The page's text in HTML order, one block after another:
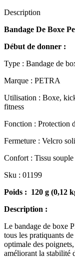
Description
Bandage De Boxe
Début de donner :
Type : Bandage de
Marque : PETRA
Utilisation : Boxe,
fitness
Fonction : Protection
Fermeture : Velcro
Confort : Tissu souple
Sku : 01199
Poids : 120 g (0,12
Description :
Le bandage de boxe
tous les pratiquants
optimale des
améliorant la stabilité